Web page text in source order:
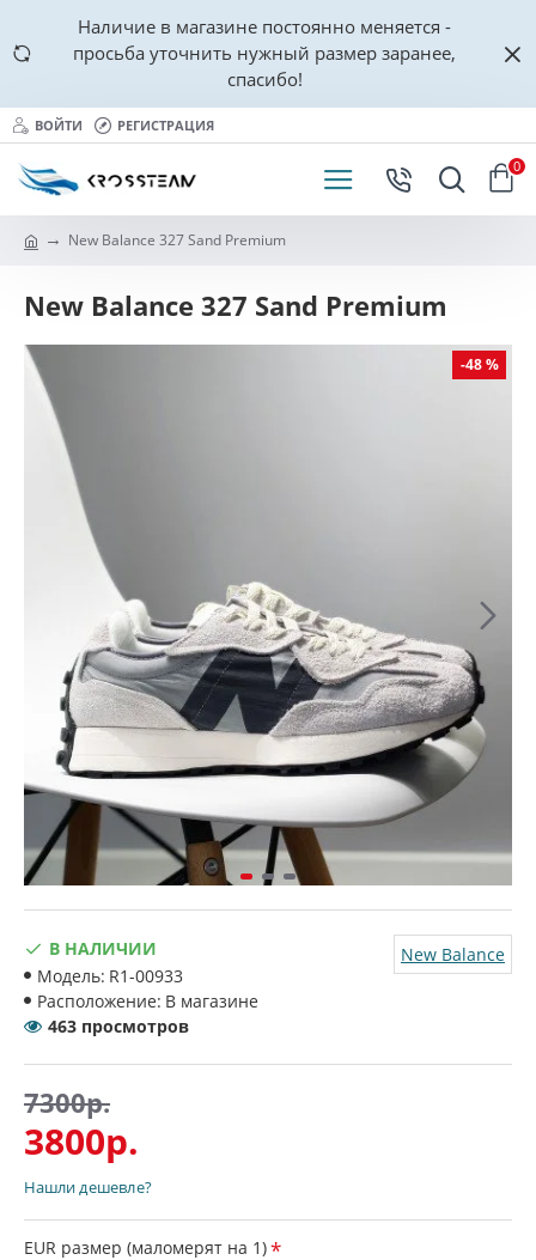
Наличие в магазине постоянно меняется -
просьба уточнить нужный размер заранее,
спасибо!
ВОЙТИ РЕГИСТРАЦИЯ
0
New Balance 327 Sand Premium
New Balance 327 Sand Premium
-48 %
3800р.
7300р.
В НАЛИЧИИ
Модель: R1-00933
Расположение: В магазине
New Balance
463 просмотров
EUR размер (маломерят на 1)
Нашли дешевле?